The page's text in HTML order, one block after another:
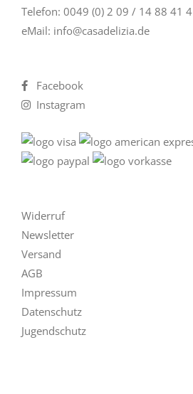
Telefon: 0049 (0) 2 09 / 14 88 41 4
eMail: info@casadelizia.de
Facebook
Instagram
Widerruf
Newsletter
Versand
AGB
Impressum
Datenschutz
Jugendschutz